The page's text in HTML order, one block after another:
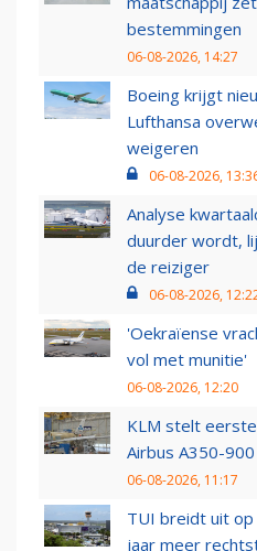
bestemmingen
06-08-2026, 14:27
Boeing krijgt
Lufthansa
weigeren
06-08-2026,
Analyse
duurder wordt,
de reiziger
06-08-2026,
'Oekraïense
vol met munitie'
06-08-2026, 12:20
KLM stelt
Airbus A350-
06-08-2026, 11:17
TUI breidt uit op
jaar meer